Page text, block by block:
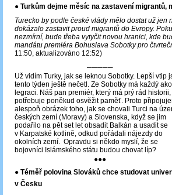
● Turkům dejme měsíc na zastavení migrantů,
Turecko by podle české vlády mělo dostat už
dokázalo zastavit proud migrantů do Evropy.
nezmírní, bude třeba vytyčit novou hranici, kde
mandátu premiéra Bohuslava Sobotky pro
11:50, aktualizováno 12:52)
─────
Už vidím Turky, jak se leknou Sobotky. Lepší vtip
tento týden ještě nečetl. Ze Sobotky má každý
legraci. Náš pan premiér, který má prý rád historii,
potřebuje poněkud osvěžit paměť. Proto
alespoň obrázek toho, jak se chovali Turci na
českých zemí (Moravy) a Slovenska, když se jim
podařilo na pět set let obsadit Balkán a usadit se
v Karpatské kotlině, odkud pořádali nájezdy do
okolních zemí. Opravdu si někdo myslí, že se
bojovníci Islámského státu budou chovat líp?
●●●
● Téměř polovina Slováků chce studovat
v Česku